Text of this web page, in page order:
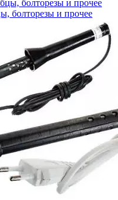
болторезы и прочее